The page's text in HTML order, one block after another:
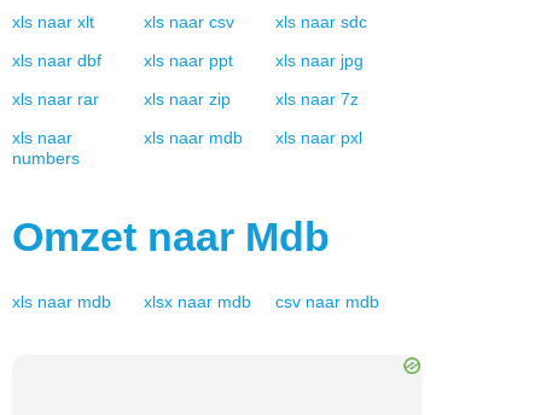
xls naar xlt xls naar csv xls naar sdc
xls naar dbf xls naar ppt xls naar jpg
xls naar rar xls naar zip xls naar 7z
xls naar
numbers
xls naar mdb xls naar pxl
Omzet naar Mdb
xls naar mdb xlsx naar mdb csv naar mdb